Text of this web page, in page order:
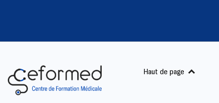
Haut de page